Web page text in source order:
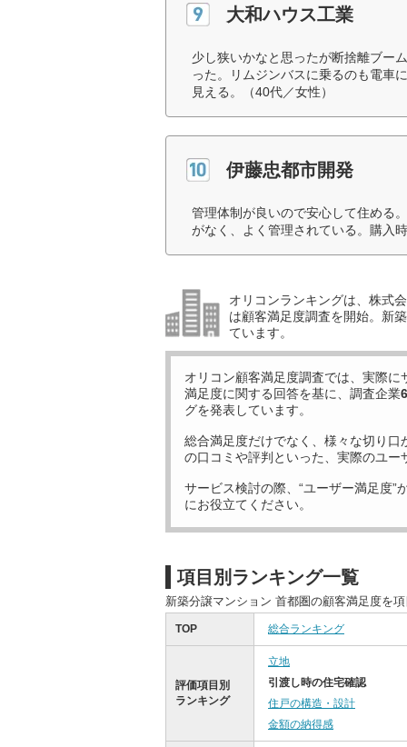
大和ハウス工業
少し狭いかなと思ったが断捨離ブー
った。リムジンバスに乗るのも電車
見える。（40代／女性）
伊藤忠都市開発
管理体制が良いので安心して住める
がなく、よく管理されている。購入
オリコンランキングは、株式
は顧客満足度調査を開始。新
ています。
オリコン顧客満足度調査では、実際に
満足度に関する回答を基に、調査企業
グを発表しています。
総合満足度だけでなく、様々な切り口
の口コミや評判といった、実際のユー
サービス検討の際、“ユーザー満足度”
にお役立てください。
項目別ランキング一覧
新築分譲マンション 首都圏の顧客満足度を
TOP 総合ランキング
評価項目別
ランキング
立地
引渡し時の住宅確認
住戸の構造・設計
金額の納得感